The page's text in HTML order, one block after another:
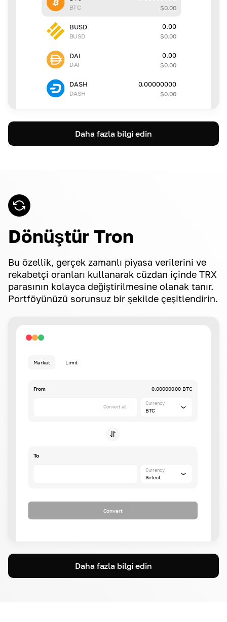
BTC $0.00
BUSD
BUSD
0.00
$0.00
DAI
DAI
0.00
$0.00
DASH
DASH
0.00000000
$0.00
Daha fazla bilgi edin
Dönüştür Tron
Bu özellik, gerçek zamanlı piyasa verilerini ve
rekabetçi oranları kullanarak cüzdan içinde TRX
parasının kolayca değiştirilmesine olanak tanır.
Portföyünüzü sorunsuz bir şekilde çeşitlendirin.
Market Limit
From 0.00000000 BTC
Convert all
Currency
BTC
To
Currency
Select
Convert
Daha fazla bilgi edin